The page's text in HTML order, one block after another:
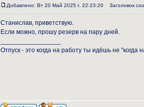
Добавлено: Вт 20 Май 2025 г. 22:23:20 Заголовок
Станислав, приветствую.
Если можно, прошу резерв на пару дней.
Отпуск - это когда на работу ты идёшь не "когда